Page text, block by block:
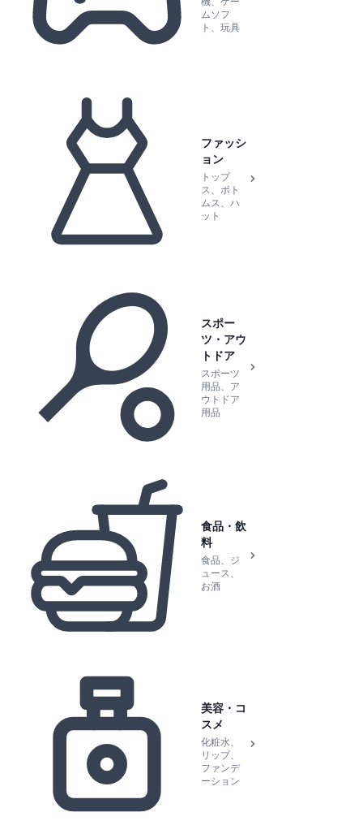
ムソフ
ト、玩具
ファッシ
ョン
トップ
ス、ボト
ムス、ハ
ット
スポー
ツ・アウ
トドア
スポーツ
用品、ア
ウトドア
用品
食品・飲
料
食品、ジ
ュース、
お酒
美容・コ
スメ
化粧水、
リップ、
ファンデ
ーション